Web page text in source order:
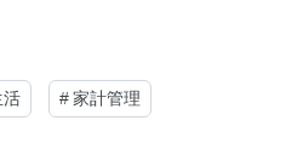
活 # 家計管理